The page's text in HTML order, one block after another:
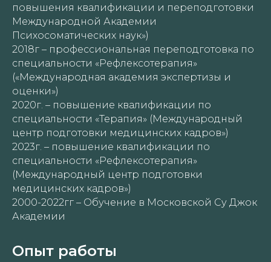
повышения квалификации и переподготовки
Международной Академии
Психосоматических наук»)
2018г – профессиональная переподготовка по
специальности «Рефлексотерапия»
(«Международная академия экспертизы и
оценки»)
2020г. – повышение квалификации по
специальности «Терапия» (Международный
центр подготовки медицинских кадров»)
2023г. – повышение квалификации по
специальности «Рефлексотерапия»
(Международный центр подготовки
медицинских кадров»)
2000-2022гг – Обучение в Московской Су Джок
Академии
Опыт работы